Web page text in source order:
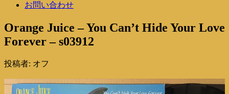
お問い合わせ
Orange Juice – You Can’t Hide Your Love
Forever – s03912
投稿者: オフ